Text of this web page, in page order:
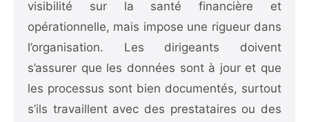
visibilité sur la santé financière et
opérationnelle, mais impose une rigueur dans
l’organisation. Les dirigeants doivent
s’assurer que les données sont à jour et que
les processus sont bien documentés, surtout
s’ils travaillent avec des prestataires ou des